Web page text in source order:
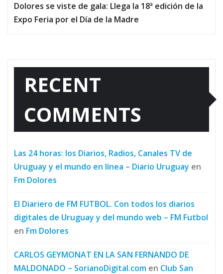
Dolores se viste de gala: Llega la 18ª edición de la
Expo Feria por el Día de la Madre
RECENT
COMMENTS
Las 24 horas: los Diarios, Radios, Canales TV de
Uruguay y el mundo en línea – Diario Uruguay en
Fm Dolores
El Diariero de FM FUTBOL. Con todos los diarios
digitales de Uruguay y del mundo web – FM Futbol
en Fm Dolores
CARLOS GEYMONAT EN LA SAN FERNANDO DE
MALDONADO – SorianoDigital.com en Club San